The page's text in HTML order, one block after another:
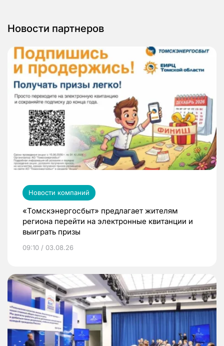
Новости партнеров
Новости компаний
«Томскэнергосбыт» предлагает жителям
региона перейти на электронные квитанции и
выиграть призы
09:10 / 03.08.26